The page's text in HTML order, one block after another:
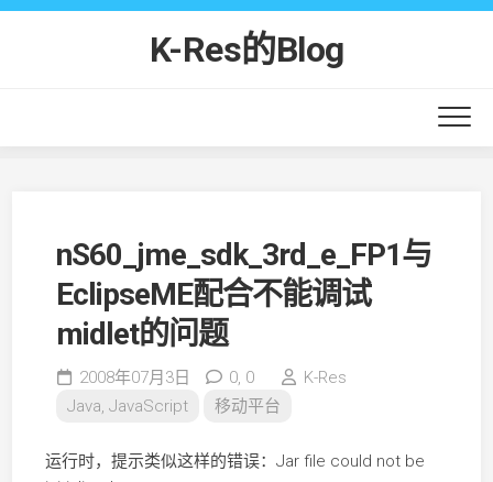
Skip
K-Res的Blog
nS60_jme_sdk_3rd_e_FP1与
EclipseME配合不能调试
midlet的问题
2008年07月3日 0, 0
K-Res
Java, JavaScript
移动平台
运行时，提示类似这样的错误：Jar file could not be